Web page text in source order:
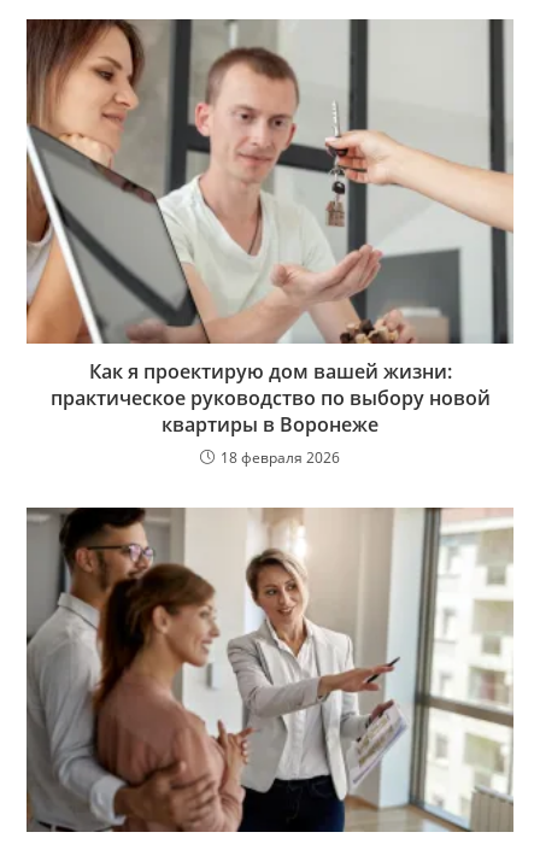
Как я проектирую дом вашей жизни:
практическое руководство по выбору новой
квартиры в Воронеже
18 февраля 2026